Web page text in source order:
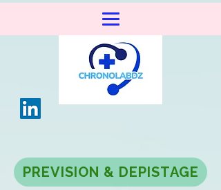
PREVISION & DEPISTAGE